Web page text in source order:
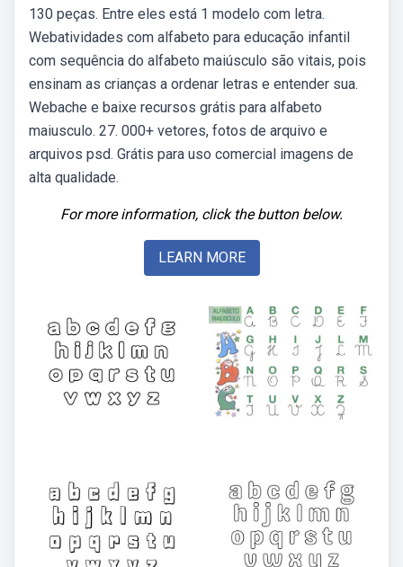
130 peças. Entre eles está 1 modelo com letra.
Webatividades com alfabeto para educação infantil
com sequência do alfabeto maiúsculo são vitais, pois
ensinam as crianças a ordenar letras e entender sua.
Webache e baixe recursos grátis para alfabeto
maiusculo. 27. 000+ vetores, fotos de arquivo e
arquivos psd. Grátis para uso comercial imagens de
alta qualidade.
For more information, click the button below.
LEARN MORE